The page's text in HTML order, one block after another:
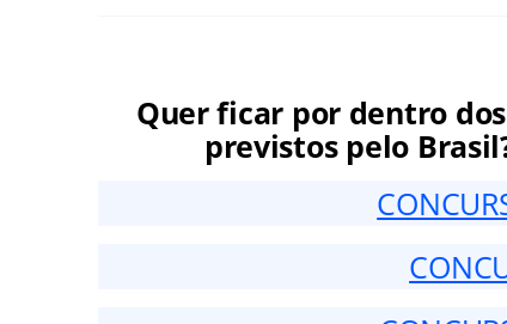
Quer ficar por dentro
previstos pelo